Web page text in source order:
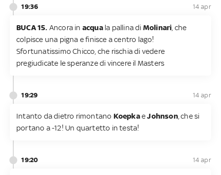
19:36 14 apr
BUCA 15. Ancora in acqua la pallina di Molinari , che
colpisce una pigna e finisce a centro lago!
Sfortunatissimo Chicco, che rischia di vedere
pregiudicate le speranze di vincere il Masters
19:29 14 apr
Intanto da dietro rimontano KoepkaeJohnson, che si
portano a -12! Un quartetto in testa!
19:20 14 apr